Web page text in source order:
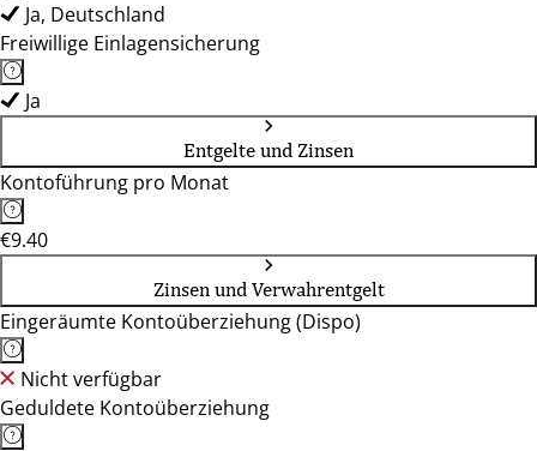
Ja, Deutschland
Freiwillige Einlagensicherung
Ja
Entgelte und Zinsen
Kontoführung pro Monat
€9.40
Zinsen und Verwahrentgelt
Eingeräumte Kontoüberziehung (Dispo)
Nicht verfügbar
Geduldete Kontoüberziehung